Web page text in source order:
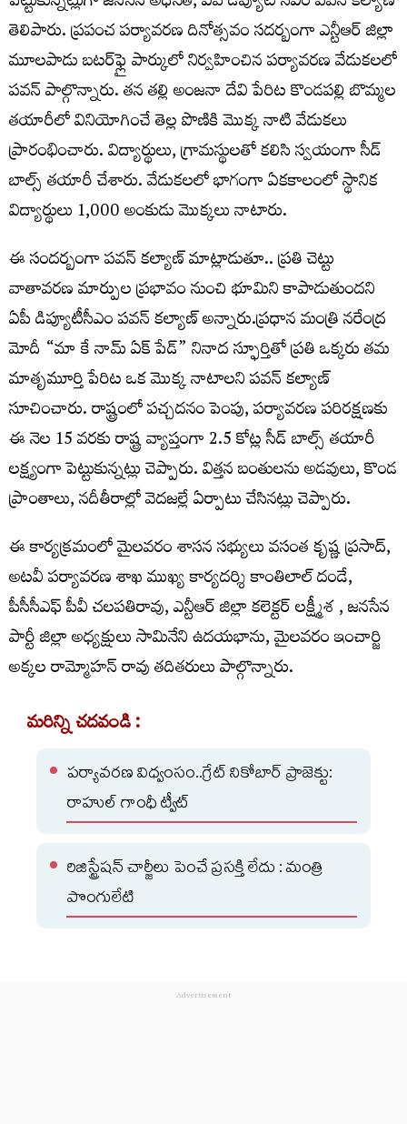
తెలిపారు. ప్రపంచ పర్యావరణ దినోత్సవం సదర్బంగా ఎన్టీఆర్‌ జిల్లా
మూలపాడు బటర్‌ఫ్లై పార్కులో నిర్వహించిన పర్యావరణ వేడుకలలో
పవన్‌ పాల్గొన్నారు. తన తల్లి అంజనా దేవి పేరిట కొండపల్లి బొమ్మల
తయారీలో వినియోగించే తెల్ల పొణికి మొక్క నాటి వేడుకలు
ప్రారంభించారు. విద్యార్థులు, గ్రామస్థులతో కలిసి స్వయంగా సీడ్
బాల్స్ తయారీ చేశారు. వేడుకలలో భాగంగా ఏకకాలంలో స్థానిక
విద్యార్థులు 1,000 అంకుడు మొక్కలు నాటారు.
ఈ సందర్బంగా పవన్ కల్యాణ్ మాట్లాడుతూ.. ప్రతి చెట్టు
వాతావరణ మార్పుల ప్రభావం నుంచి భూమిని కాపాడుతుందని
ఏపీ డిప్యూటీసీఎం పవన్‌ కల్యాణ్‌ అన్నారు.ప్రధాన మంత్రి నరేంద్ర
మోదీ “మా కే నామ్ ఏక్ పేడ్” నినాద స్ఫూర్తితో ప్రతి ఒక్కరు తమ
మాతృమూర్తి పేరిట ఒక మొక్క నాటాలని పవన్ కల్యాణ్
సూచించారు. రాష్ట్రంలో పచ్చదనం పెంపు, పర్యావరణ పరిరక్షణకు
ఈ నెల 15 వరకు రాష్ట్ర వ్యాప్తంగా 2.5 కోట్ల సీడ్‌ బాల్స్‌ తయారీ
లక్ష్యంగా పెట్టుకున్నట్లు చెప్పారు. విత్తన బంతులను అడవులు, కొండ
ప్రాంతాలు, నదీతీరాల్లో వెదజల్లే ఏర్పాటు చేసినట్లు చెప్పారు.
ఈ కార్యక్రమంలో మైలవరం శాసన సభ్యులు వసంత కృష్ణ ప్రసాద్,
అటవీ పర్యావరణ శాఖ ముఖ్య కార్యదర్శి కాంతిలాల్ దండే,
పీసీసీఎఫ్ పీవీ చలపతిరావు, ఎన్టీఆర్ జిల్లా కలెక్టర్ లక్ష్మీశ , జనసేన
పార్టీ జిల్లా అధ్యక్షులు సామినేని ఉదయభాను, మైలవరం ఇంచార్జి
అక్కల రామ్మోహన్ రావు తదితరులు పాల్గొన్నారు.
మరిన్ని చదవండి :
పర్యావరణ విధ్వంసం..గ్రేట్ నికోబార్ ప్రాజెక్టు:
రాహుల్ గాంధీ ట్వీట్
రిజిస్ట్రేషన్ చార్జీలు పెంచే ప్రసక్తి లేదు : మంత్రి
పొంగులేటి